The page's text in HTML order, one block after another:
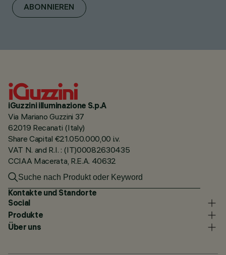
ABONNIEREN
iGuzzini illuminazione S.p.A
Via Mariano Guzzini 37
62019 Recanati (Italy)
Share Capital €21.050.000,00 i.v.
VAT N. and R.I. : (IT)00082630435
CCIAA Macerata, R.E.A. 40632
Kontakte und Standorte
Social
Produkte
Über uns